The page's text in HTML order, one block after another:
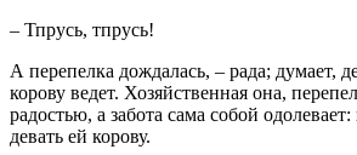
– Тпрусь, тпрусь!
А перепелка дождалась, – рада; думает,
корову ведет. Хозяйственная она,
радостью, а забота сама собой
девать ей корову.